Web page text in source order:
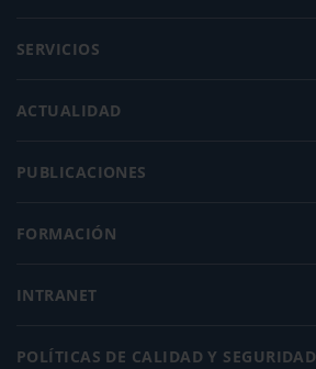
SERVICIOS
ACTUALIDAD
PUBLICACIONES
FORMACIÓN
INTRANET
POLÍTICAS DE CALIDAD Y SEGURIDAD